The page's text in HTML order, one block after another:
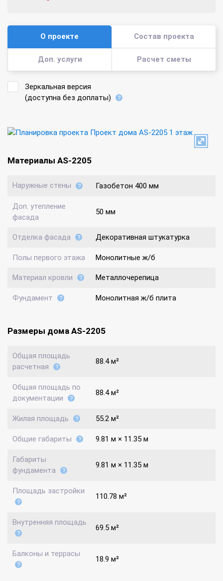
О проекте Состав проекта
Доп. услуги Расчет сметы
Зеркальная версия
(доступна без доплаты)
Материалы AS-2205
Наружные стены Газобетон 400 мм
Доп. утепление
фасада
50 мм
Отделка фасада Декоративная штукатурка
Полы первого этажа Монолитные ж/б
Материал кровли Металлочерепица
Фундамент Монолитная ж/б плита
Размеры дома AS-2205
Общая площадь
расчетная
88.4 м²
Общая площадь по
документации
88.4 м²
Жилая площадь 55.2 м²
Общие габариты 9.81 м × 11.35 м
Габариты
фундамента
9.81 м × 11.35 м
Площадь застройки
110.78 м²
Внутренняя площадь
69.5 м²
Балконы и террасы
18.9 м²